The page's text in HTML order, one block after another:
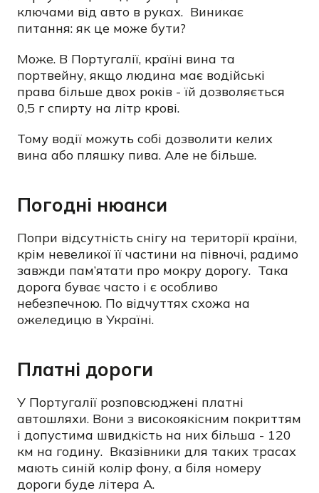
ключами від авто в руках. Виникає
питання: як це може бути?
Може. В Португалії, країні вина та
портвейну, якщо людина має водійські
права більше двох років - їй дозволяється
0,5 г спирту на літр крові.
Тому водії можуть собі дозволити келих
вина або пляшку пива. Але не більше.
Погодні нюанси
Попри відсутність снігу на території країни,
крім невеликої її частини на півночі, радимо
завжди пам’ятати про мокру дорогу. Така
дорога буває часто і є особливо
небезпечною. По відчуттях схожа на
ожеледицю в Україні.
Платні дороги
У Португалії розповсюджені платні
автошляхи. Вони з високоякісним покриттям
і допустима швидкість на них більша - 120
км на годину. Вказівники для таких трасах
мають синій колір фону, а біля номеру
дороги буде літера А.